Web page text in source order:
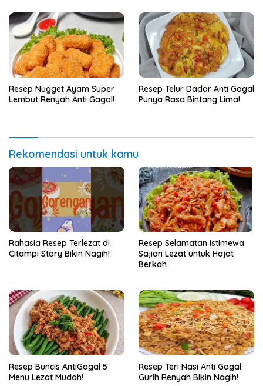
Resep Nugget Ayam Super
Lembut Renyah Anti Gagal!
Resep Telur Dadar Anti Gagal
Punya Rasa Bintang Lima!
Rekomendasi untuk kamu
Rahasia Resep Terlezat di
Citampi Story Bikin Nagih!
Resep Selamatan Istimewa
Sajian Lezat untuk Hajat
Berkah
Resep Buncis AntiGagal 5
Menu Lezat Mudah!
Resep Teri Nasi Anti Gagal
Gurih Renyah Bikin Nagih!